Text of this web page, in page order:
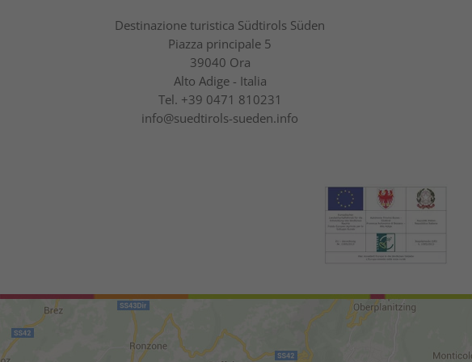
Destinazione turistica Südtirols Süden
Piazza principale 5
39040 Ora
Alto Adige - Italia
Tel. +39 0471 810231
info@suedtirols-sueden.info